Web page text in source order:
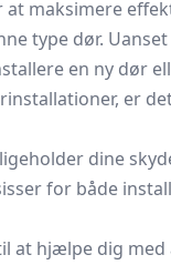
maksimere
type dør.
en ny dør
er
dine
for både
at hjælpe dig med